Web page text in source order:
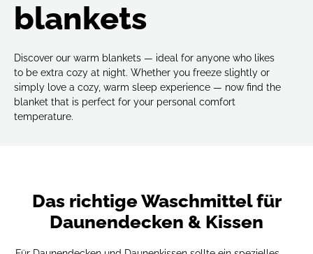
blankets
Discover our warm blankets — ideal for anyone who likes
to be extra cozy at night. Whether you freeze slightly or
simply love a cozy, warm sleep experience — now find the
blanket that is perfect for your personal comfort
temperature.
Das richtige Waschmittel für
Daunendecken & Kissen